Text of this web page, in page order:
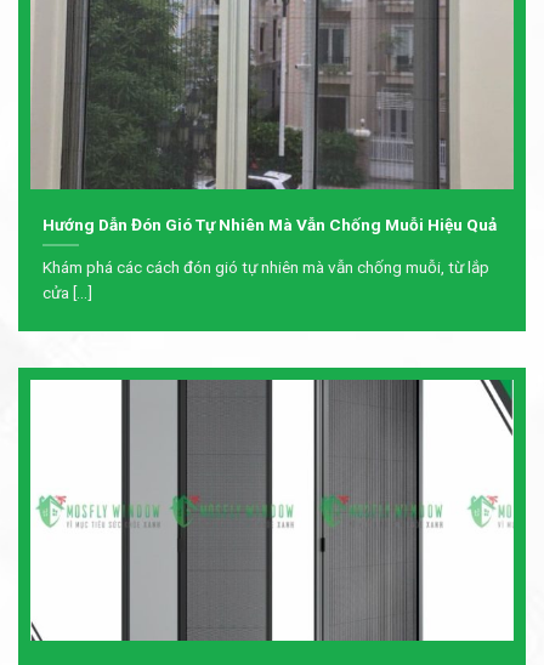
Hướng Dẫn Đón Gió Tự Nhiên Mà Vẫn Chống Muỗi Hiệu Quả
Khám phá các cách đón gió tự nhiên mà vẫn chống muỗi, từ lắp
cửa [...]